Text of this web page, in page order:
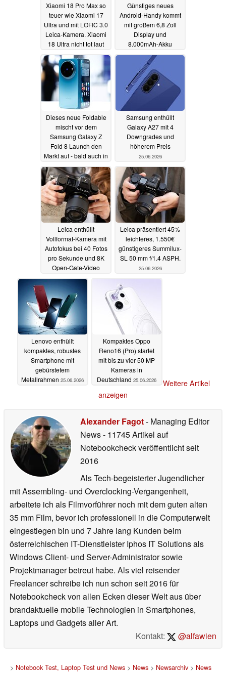
Xiaomi 18 Pro Max so
teuer wie Xiaomi 17
Ultra und mit LOFIC 3.0
Leica-Kamera. Xiaomi
18 Ultra nicht tot laut
Leaker28.06.2026
Günstiges neues
Android-Handy kommt
mit großem 6,8 Zoll
Display und
8.000mAh-Akku
27.06.2026
Dieses neue Foldable
mischt vor dem
Samsung Galaxy Z
Fold 8 Launch den
Markt auf - bald auch in
Europa26.06.2026
Samsung enthüllt
Galaxy A27 mit 4
Downgrades und
höherem Preis
25.06.2026
Leica enthüllt
Vollformat-Kamera mit
Autofokus bei 40 Fotos
pro Sekunde und 8K
Open-Gate-Video
25.06.2026
Leica präsentiert 45%
leichteres, 1.550€
günstigeres Summilux-
SL 50 mm f/1.4 ASPH.
25.06.2026
Lenovo enthüllt
kompaktes, robustes
Smartphone mit
gebürstetem
Metallrahmen 25.06.2026
Kompaktes Oppo
Reno16 (Pro) startet
mit bis zu vier 50 MP
Kameras in
Deutschland 25.06.2026
Weitere Artikel
anzeigen
Alexander Fagot- Managing Editor
News- 11745 Artikel auf
Notebookcheck veröffentlichtseit
2016
Als Tech-begeisterter Jugendlicher
mit Assembling- und Overclocking-Vergangenheit,
arbeitete ich als Filmvorführer noch mit dem guten alten
35 mm Film, bevor ich professionell in die Computerwelt
eingestiegen bin und 7 Jahre lang Kunden beim
österreichischen IT-Dienstleister Iphos IT Solutions als
Windows Client- und Server-Administrator sowie
Projektmanager betreut habe. Als viel reisender
Freelancer schreibe ich nun schon seit 2016 für
Notebookcheck von allen Ecken dieser Welt aus über
brandaktuelle mobile Technologien in Smartphones,
Laptops und Gadgets aller Art.
Kontakt:
@alfawien
> Notebook Test, Laptop Test und News> News> Newsarchiv> News